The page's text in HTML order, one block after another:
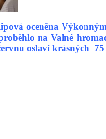
oceněna
na Valné
oslaví krásných